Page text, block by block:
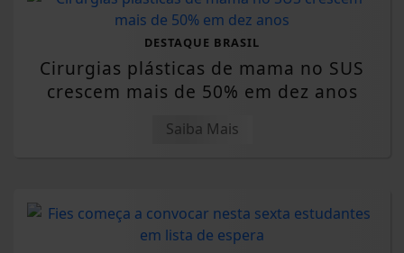
DESTAQUE BRASIL
Cirurgias plásticas de mama no SUS
crescem mais de 50% em dez anos
Saiba Mais